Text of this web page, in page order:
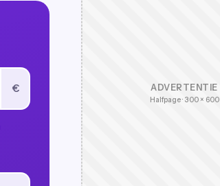
€ ADVERTENTIE
Halfpage · 300 × 600